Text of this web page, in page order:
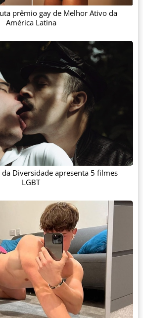
prêmio gay de Melhor Ativo da
América Latina
Diversidade apresenta 5 filmes
LGBT